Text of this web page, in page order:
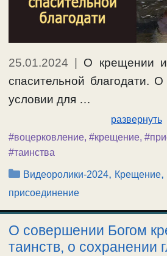
25.01.2024
О крещении
спасительной благодати.
условии для …
развернуть
#воцерковление, #крещение,
#таинства
Рубрики
Видеоролики-2024, Крещение,
присоединение
О совершении Богом
таинств, о сохранении